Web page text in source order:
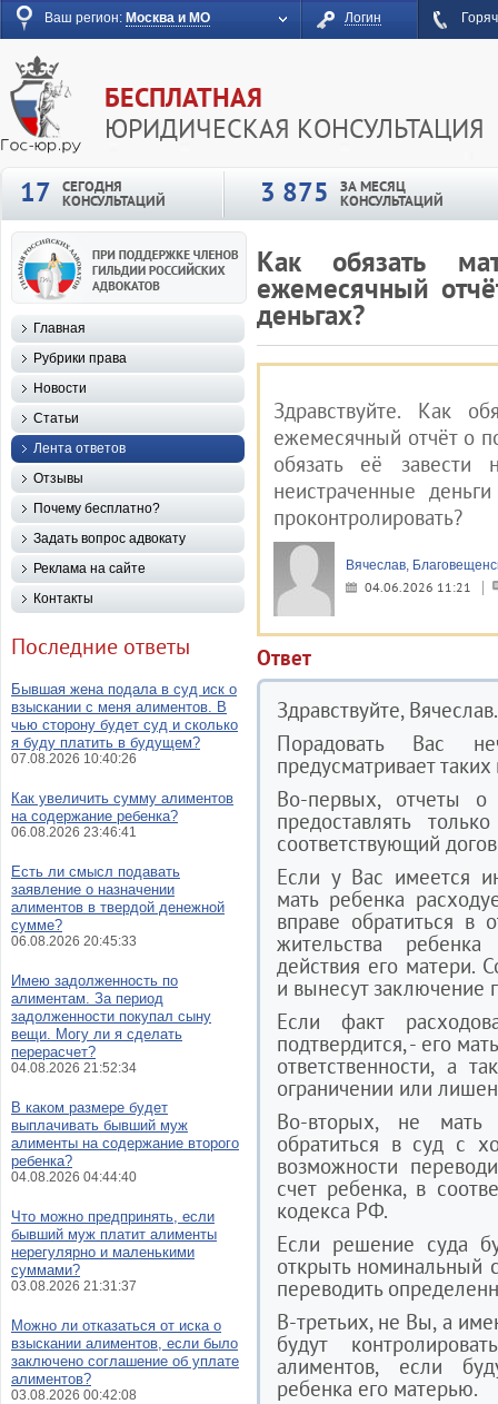
Ваш регион: Москва и МО Логин
БЕСПЛАТНАЯ
ЮРИДИЧЕСКАЯ КОНСУЛЬТАЦИЯ
17
СЕГОДНЯ
КОНСУЛЬТАЦИЙ 3 875 ЗА МЕСЯЦ
КОНСУЛЬТАЦИЙ
Как обязать
ежемесячный
деньгах?
Здравствуйте. Как
ежемесячный отчёт о
обязать её
неистраченные
проконтролировать?
Вячеслав,
04.06.2026 11:21
Ответ
Здравствуйте, Вячеслав.
Порадовать Вас
предусматривает
Во-первых, отчеты о
предоставлять
соответствующий
Если у Вас имеется
мать ребенка
вправе обратиться в
жительства
действия его матери.
и вынесут
Если факт
подтвердится, - его
ответственности, а
ограничении или
Во-вторых, не
обратиться в суд с
возможности
счет ребенка, в
кодекса РФ.
Если решение суда
открыть номинальный
переводить
В-третьих, не Вы, а
будут
алиментов, если
ребенка его матерью.
Главная
Рубрики права
Новости
Статьи
Лента ответов
Отзывы
Почему бесплатно?
Задать вопрос адвокату
Реклама на сайте
Контакты
Последние ответы
Бывшая жена подала в суд иск о
взыскании с меня алиментов. В
чью сторону будет суд и сколько
я буду платить в будущем?
07.08.2026 10:40:26
Как увеличить сумму алиментов
на содержание ребенка?
06.08.2026 23:46:41
Есть ли смысл подавать
заявление о назначении
алиментов в твердой денежной
сумме?
06.08.2026 20:45:33
Имею задолженность по
алиментам. За период
задолженности покупал сыну
вещи. Могу ли я сделать
перерасчет?
04.08.2026 21:52:34
В каком размере будет
выплачивать бывший муж
алименты на содержание второго
ребенка?
04.08.2026 04:44:40
Что можно предпринять, если
бывший муж платит алименты
нерегулярно и маленькими
суммами?
03.08.2026 21:31:37
Можно ли отказаться от иска о
взыскании алиментов, если было
заключено соглашение об уплате
алиментов?
03.08.2026 00:42:08